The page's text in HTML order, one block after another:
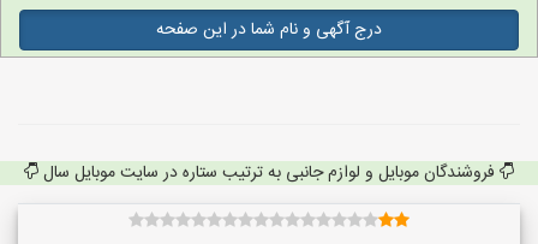
درج آگهی و نام شما در این صفحه
فروشندگان موبایل و لوازم جانبی به ترتیب ستاره در سایت موبایل سال